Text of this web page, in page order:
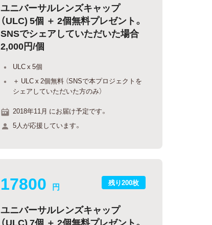
ユニバーサルレンズキャップ
（ULC) 5個 ＋ 2個無料プレゼント。
SNSでシェアしていただいた場合
2,000円/個
ULC x 5個
＋ ULC x 2個無料 （SNSで本プロジェクトを
シェアしていただいた方のみ）
2018年11月 にお届け予定です。
5人が応援しています。
残り200枚
17800 円
ユニバーサルレンズキャップ
（ULC) 7個 ＋ 2個無料プレゼント。